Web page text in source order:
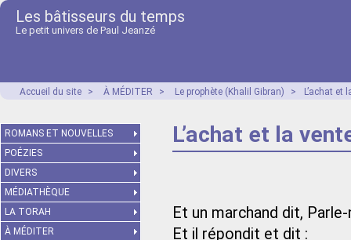
Les bâtisseurs du temps
Le petit univers de Paul Jeanzé
Accueil du site > À MÉDITER > Le prophète (Khalil Gibran) > L’achat et
L’achat et la
Et un marchand dit,
Et il répondit et dit :
ROMANS ET NOUVELLES
POÉZIES
DIVERS
MÉDIATHÈQUE
LA TORAH
À MÉDITER